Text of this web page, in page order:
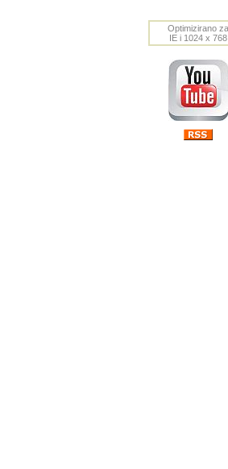
Optimizirano za
IE i 1024 x 768